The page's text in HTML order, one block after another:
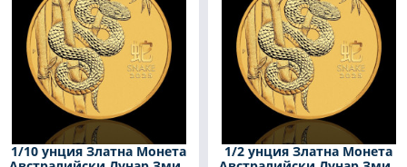
1/10 унция Златна Монета
1/2 унция Златна Монета